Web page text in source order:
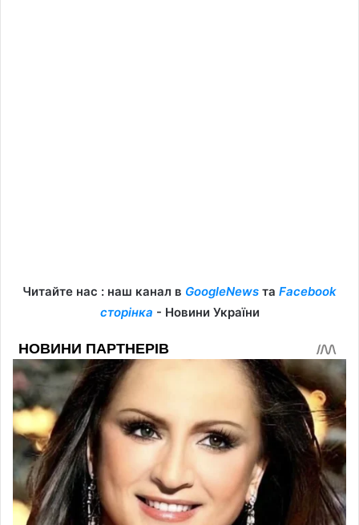
Читайте нас : наш канал в GoogleNews та Facebook
сторінка - Новини України